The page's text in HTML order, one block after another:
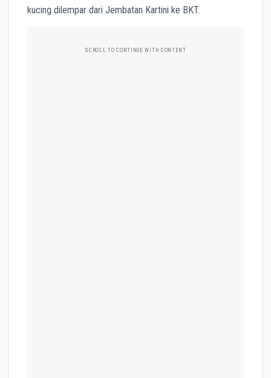
kucing dilempar dari Jembatan Kartini ke BKT.
SCROLL TO CONTINUE WITH CONTENT